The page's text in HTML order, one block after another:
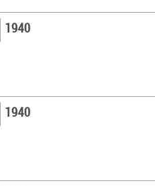
1940
1940